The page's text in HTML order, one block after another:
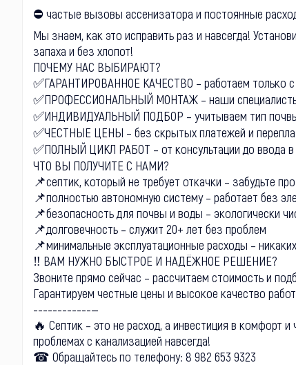
⛔ частые вызовы ассенизатора и постоянные
Мы знаем, как это исправить раз и навсегда!
запаха и без хлопот!
ПОЧЕМУ НАС ВЫБИРАЮТ?
✅ГАРАНТИРОВАННОЕ КАЧЕСТВО – работаем только
✅ПРОФЕССИОНАЛЬНЫЙ МОНТАЖ – наши
✅ИНДИВИДУАЛЬНЫЙ ПОДБОР – учитываем тип
✅ЧЕСТНЫЕ ЦЕНЫ – без скрытых платежей и
✅ПОЛНЫЙ ЦИКЛ РАБОТ – от консультации до ввода в
ЧТО ВЫ ПОЛУЧИТЕ С НАМИ?
📌септик, который не требует откачки – забудьте
📌полностью автономную систему – работает без
📌безопасность для почвы и воды – экологически
📌долговечность – служит 20+ лет без проблем
📌минимальные эксплуатационные расходы –
‼ ВАМ НУЖНО БЫСТРОЕ И НАДЁЖНОЕ РЕШЕНИЕ?
Звоните прямо сейчас – рассчитаем стоимость и
Гарантируем честные цены и высокое качество
------------—
🔥 Септик – это не расход, а инвестиция в комфорт
проблемах с канализацией навсегда!
☎ Обращайтесь по телефону: 8 982 653 9323